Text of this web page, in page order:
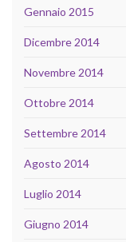
Gennaio 2015
Dicembre 2014
Novembre 2014
Ottobre 2014
Settembre 2014
Agosto 2014
Luglio 2014
Giugno 2014